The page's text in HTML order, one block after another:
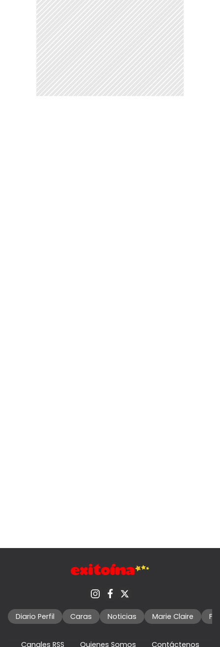
Diario Perfil Caras Noticias Marie Claire
Canales RSS Quienes Somos Contáctenos